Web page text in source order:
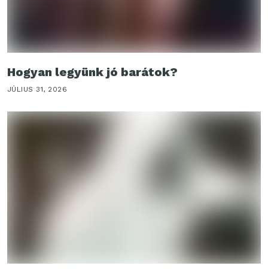
Hogyan legyünk jó barátok?
JÚLIUS 31, 2026